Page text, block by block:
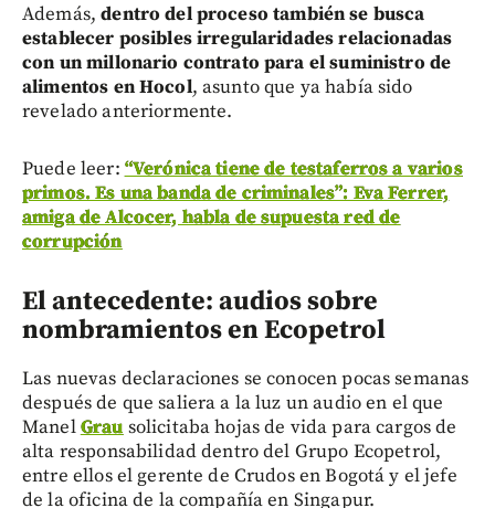
Además,dentro del proceso también se busca
establecer posibles irregularidades relacionadas
con un millonario contrato para el suministro de
alimentos en Hocol, asunto que ya había sido
revelado anteriormente.
Puede leer: “Verónica tiene de testaferros a varios
primos. Es una banda de criminales”: Eva Ferrer,
amiga de Alcocer, habla de supuesta red de
corrupción
El antecedente: audios sobre
nombramientos en Ecopetrol
Las nuevas declaraciones se conocen pocas semanas
después de que saliera a la luz un audio en el que
ManelGrau solicitaba hojas de vida para cargos de
alta responsabilidad dentro del Grupo Ecopetrol,
entre ellos el gerente de Crudos en Bogotá y el jefe
de la oficina de la compañía en Singapur.